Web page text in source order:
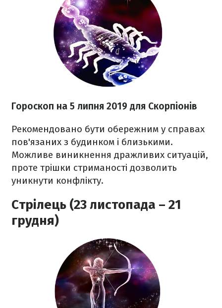
Гороскоп на 5 липня 2019 для Скорпіонів
Рекомендовано бути обережним у справах
пов'язаних з будинком і близькими.
Можливе виникнення дражливих ситуацій,
проте трішки стриманості дозволить
уникнути конфлікту.
Стрілець (23 листопада – 21
грудня)